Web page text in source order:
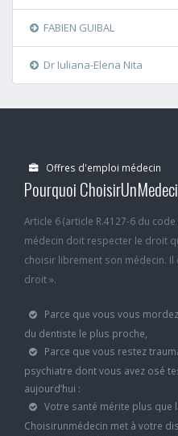
FABIEN GUIBAL
Dr Iuliana-Elena Nita
Offres d'emploi médecin
Pourquoi
Article 6 (article R.4127-6 du
médecin doit respecter le droit
choisir librement son médecin.
droit ».
Parce que vous vous
du dentiste le plus proche,
Parce que vous restez
psychiatre dont vous avez osé
aujourd’hui :
Votre santé mérite plus que
Choisirunmédecin met à votre